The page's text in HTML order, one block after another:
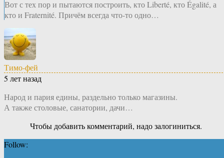
Вот с тех пор и пытаются построить, кто Liberté, кто Égalité, а
кто и Fraternité. Причём всегда что-то одно…
Тимо-фей
5 лет назад
Народ и пария едины, раздельно только магазины.
А также столовые, санатории, дачи…
Чтобы добавить комментарий, надо залогиниться.
Follow: